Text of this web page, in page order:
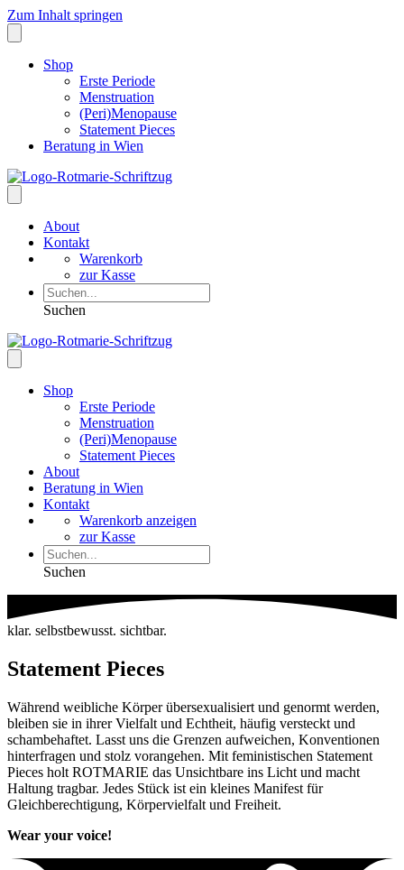
Zum Inhalt springen
Shop
Erste Periode
Menstruation
(Peri)Menopause
Statement Pieces
Beratung in Wien
About
Kontakt
Warenkorb
zur Kasse
Suchen
Shop
Erste Periode
Menstruation
(Peri)Menopause
Statement Pieces
About
Beratung in Wien
Kontakt
Warenkorb anzeigen
zur Kasse
Suchen
klar. selbstbewusst. sichtbar.
Statement Pieces
Während weibliche Körper übersexualisiert und genormt werden,
bleiben sie in ihrer Vielfalt und Echtheit, häufig versteckt und
schambehaftet. Lasst uns die Grenzen aufweichen, Konventionen
hinterfragen und stolz vorangehen. Mit feministischen Statement
Pieces holt ROTMARIE das Unsichtbare ins Licht und macht
Haltung tragbar. Jedes Stück ist ein kleines Manifest für
Gleichberechtigung, Körpervielfalt und Freiheit.
Wear your voice!